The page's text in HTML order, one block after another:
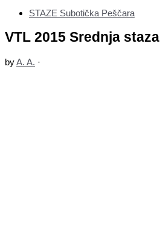
STAZE Subotička Peščara
VTL 2015 Srednja staza
byA. A. ·